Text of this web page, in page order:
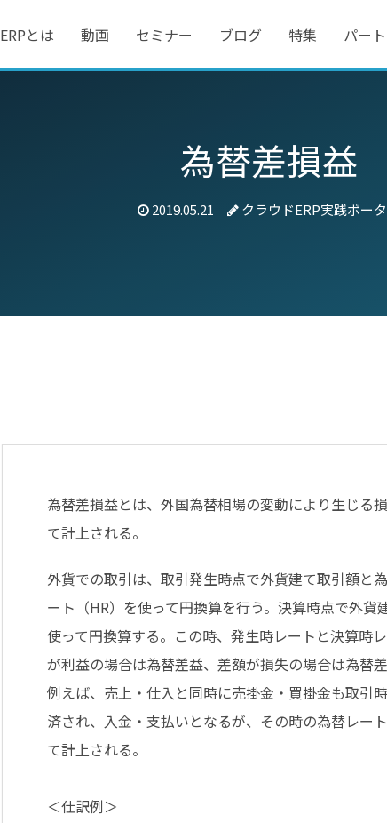
ERPとは 動画 セミナー ブログ 特集 パー
為替差損益
2019.05.21 クラウドERP実践ポー
為替差損益とは、外国為替相場の変動により生じる
て計上される。
外貨での取引は、取引発生時点で外貨建て取引額と
ート（HR）を使って円換算を行う。決算時点で外
使って円換算する。この時、発生時レートと決算時
が利益の場合は為替差益、差額が損失の場合は為替
例えば、売上・仕入と同時に売掛金・買掛金も取引
済され、入金・支払いとなるが、その時の為替レー
て計上される。
＜仕訳例＞